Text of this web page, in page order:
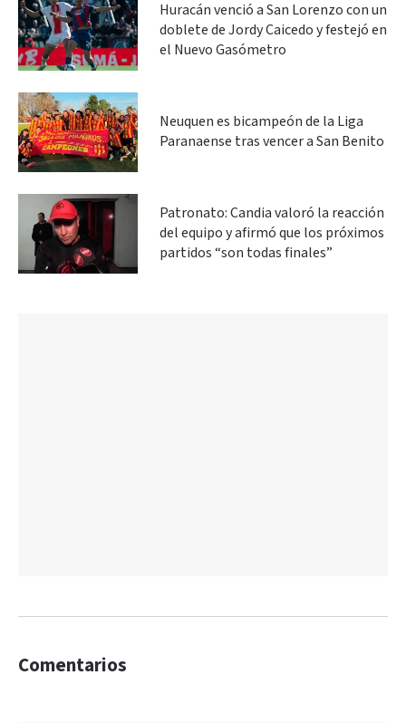
Huracán venció a San Lorenzo con un
doblete de Jordy Caicedo y festejó en
el Nuevo Gasómetro
Neuquen es bicampeón de la Liga
Paranaense tras vencer a San Benito
Patronato: Candia valoró la reacción
del equipo y afirmó que los próximos
partidos “son todas finales”
Comentarios